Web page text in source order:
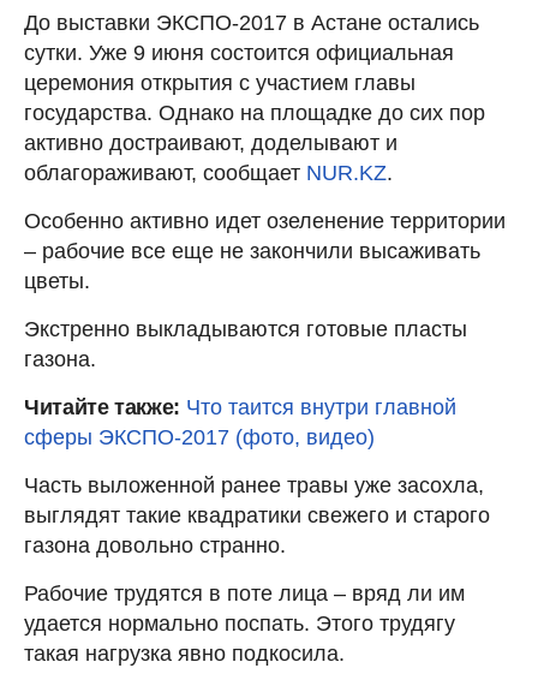
До выставки ЭКСПО-2017 в Астане остались
сутки. Уже 9 июня состоится официальная
церемония открытия с участием главы
государства. Однако на площадке до сих пор
активно достраивают, доделывают и
облагораживают, сообщает NUR.KZ.
Особенно активно идет озеленение территории
– рабочие все еще не закончили высаживать
цветы.
Экстренно выкладываются готовые пласты
газона.
Читайте также: Что таится внутри главной
сферы ЭКСПО-2017 (фото, видео)
Часть выложенной ранее травы уже засохла,
выглядят такие квадратики свежего и старого
газона довольно странно.
Рабочие трудятся в поте лица – вряд ли им
удается нормально поспать. Этого трудягу
такая нагрузка явно подкосила.